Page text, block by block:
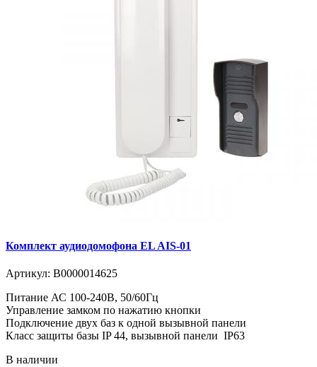
Комплект аудиодомофона EL AIS-01
Артикул: В0000014625
Питание АС 100-240В, 50/60Гц
Управление замком по нажатию кнопки
Подключение двух баз к одной вызывной панели
Класс защиты базы IP 44, вызывной панели IP63
В наличии